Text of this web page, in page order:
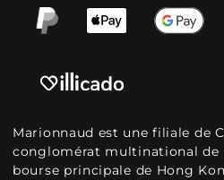
Marionnaud est une filiale de
conglomérat multinational de
bourse principale de Hong